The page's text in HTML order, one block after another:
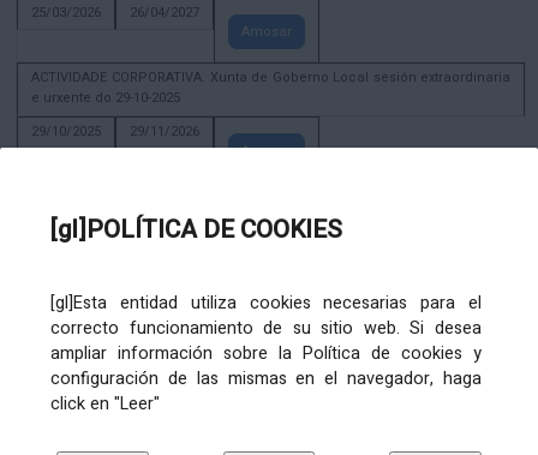
[gl]POLÍTICA DE COOKIES
[gl]Esta entidad utiliza cookies necesarias para el
correcto funcionamiento de su sitio web. Si desea
ampliar información sobre la Política de cookies y
configuración de las mismas en el navegador, haga
click en "Leer"
25/03/2026
26/04/2027
Amosar
ACTIVIDADE CORPORATIVA. Xunta de Goberno Local sesión extraordinaria
e urxente do 29-10-2025
29/10/2025
29/11/2026
Amosar
constitutiva da Xunta de Goberno Local extraordinaria e urxente 21.6.2023
Xunta de Goberno Local extraordinaria e urxente 01.08.2022
02/08/2022
Amosar
ACTIVIDADE CORPORATIVA. Xunta de Goberno Local do 30 de decembro